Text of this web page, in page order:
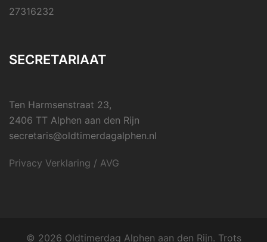
27316232
SECRETARIAAT
Ten Harmsenstraat 23,
2406 TT Alphen aan den Rijn
secretaris@oldtimerdagalphen.nl
Privacy Verklaring / AVG
© 2026 Oldtimerdag Alphen aan den Rijn. Trots